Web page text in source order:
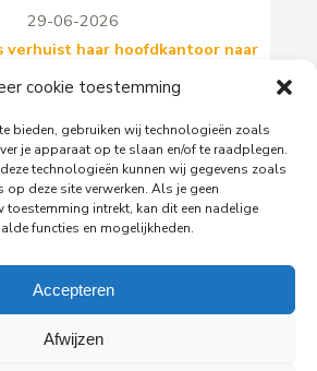
cookie toestemming
bieden, gebruiken wij technologieën zoals
je apparaat op te slaan en/of te raadplegen.
technologieën kunnen wij gegevens zoals
deze site verwerken. Als je geen
intrekt, kan dit een nadelige
functies en mogelijkheden.
Accepteren
Afwijzen
29-06-2026
verhuist haar hoofdkantoor naar
(Rembrandt Tower), het
aan het Amstelplein in
Amsterdam.
Lees meer